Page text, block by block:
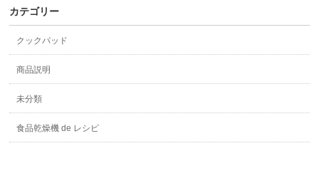
カテゴリー
クックパッド
商品説明
未分類
食品乾燥機 de レシピ